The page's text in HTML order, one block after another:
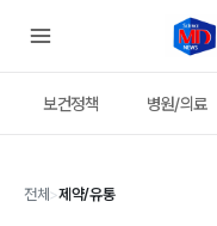
보건정책 병원/의료
전체 >제약/유통